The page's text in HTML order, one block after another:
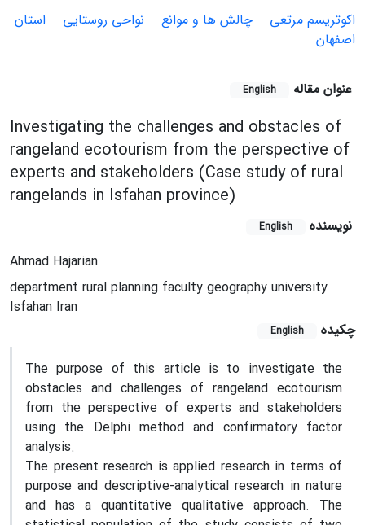
اکوتریسم مرتعی
چالش ها و موانع نواحی روستایی
استان
اصفهان
عنوان مقاله English
Investigating the challenges and obstacles of
rangeland ecotourism from the perspective of
experts and stakeholders (Case study of rural
rangelands in Isfahan province)
نویسنده English
Ahmad Hajarian
department rural planning faculty geography university
Isfahan Iran
چکیده
English
The purpose of this article is to investigate the
obstacles and challenges of rangeland ecotourism
from the perspective of experts and stakeholders
using the Delphi method and confirmatory factor
analysis.
The present research is applied research in terms of
purpose and descriptive-analytical research in nature
and has a quantitative qualitative approach. The